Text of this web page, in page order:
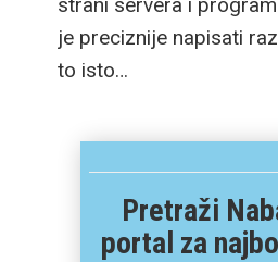
je preciznije napisati
to isto…
Pretraži
portal za